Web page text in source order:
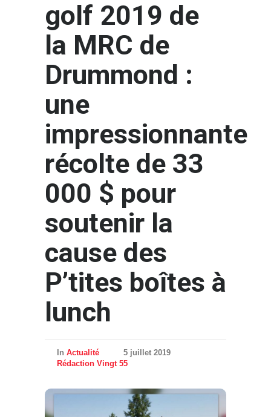
golf 2019 de
la MRC de
Drummond :
une
impressionnante
récolte de 33
000 $ pour
soutenir la
cause des
P’tites boîtes à
lunch
In Actualité
5 juillet 2019
Rédaction Vingt 55